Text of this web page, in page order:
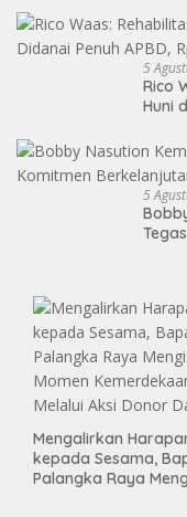
5
Rico
Huni
5
Mengalirkan
kepada Sesama,
Palangka Raya